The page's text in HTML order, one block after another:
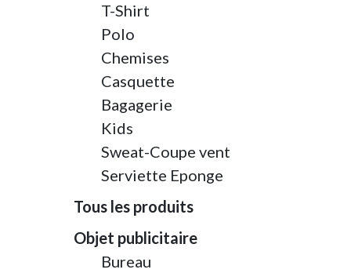
T-Shirt
Polo
Chemises
Casquette
Bagagerie
Kids
Sweat-Coupe vent
Serviette Eponge
Tous les produits
Objet publicitaire
Bureau